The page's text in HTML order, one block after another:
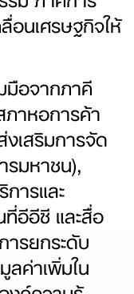
อนเศรษฐกิจให้
อจากภาคี
าหอการค้า
เสริมการจัด
รมหาชน),
ารและ
อีอีซี และสื่อ
รยกระดับ
ค่าเพิ่มใน